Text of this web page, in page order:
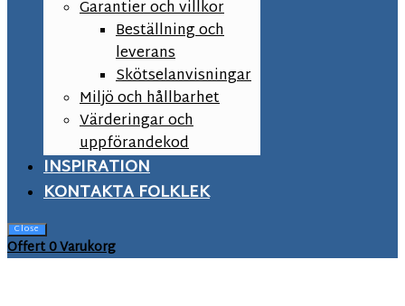
Garantier och villkor
Beställning och
leverans
Skötselanvisningar
Miljö och hållbarhet
Värderingar och
uppförandekod
INSPIRATION
KONTAKTA FOLKLEK
Close
Offert0Varukorg